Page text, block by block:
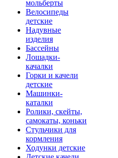
мольберты
Велосипеды
детские
Надувные
изделия
Бассейны
Лошадки-
качалки
Горки и качели
детские
Машинки-
каталки
Ролики, скейты,
самокаты, коньки
Стульчики для
кормления
Ходунки детские